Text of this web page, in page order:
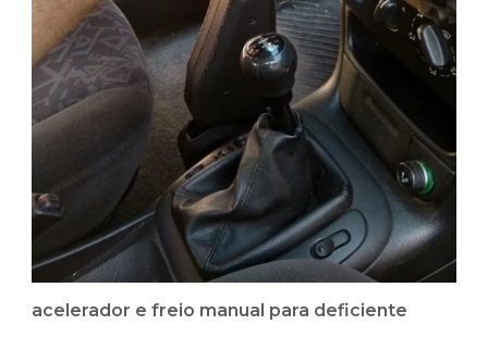
acelerador e freio manual para deficiente